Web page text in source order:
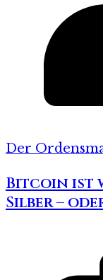
Der
Bitcoin ist
Silber –